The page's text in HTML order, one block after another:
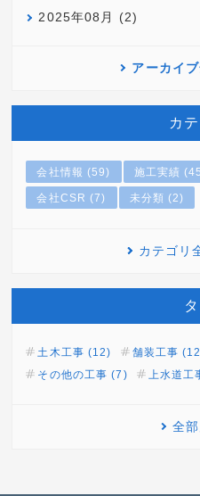
2025年08月 (2)
アーカイ
カ
会社情報 (59) 施工実績
会社CSR (7) 未分類 (2)
カテゴリ
土木工事 (12) 舗装工事
その他の工事 (7)
上水道工
全